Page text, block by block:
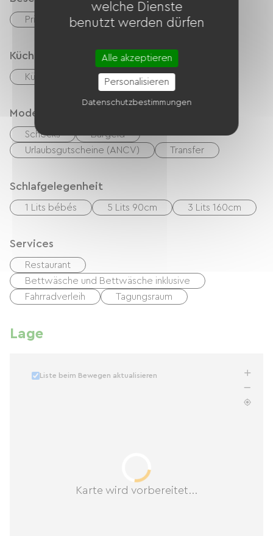
Privates, umzäuntes Gelände Terrasse
Küche
Kühlschrank
Modes de paiement
Schecks
Bargeld
Urlaubsgutscheine (ANCV)
Transfer
Schlafgelegenheit
1 Lits bébés 5 Lits 90cm 3 Lits 160cm
Services
Restaurant
Bettwäsche und Bettwäsche inklusive
Fahrradverleih
Tagungsraum
Lage
Karte wird vorbereitet...
Liste beim Bewegen aktualisieren
welche Dienste
benutzt werden dürfen
Alle akzeptieren
Personalisieren
Datenschutzbestimmungen